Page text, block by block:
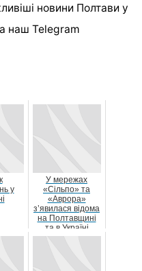
новини Полтави у
наш Telegram
у
У мережах
«Сільпо» та
«Аврора»
з’явилася відома
на Полтавщині
та в Україні
новосанжарська